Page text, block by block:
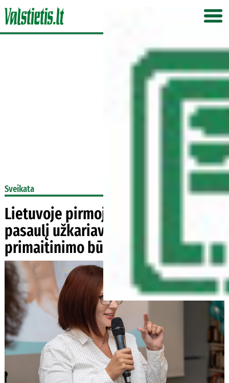
Sveikata
Lietuvoje pirmoji knyga apie BLW –
pasaulį užkariavusį kūdikių
primaitinimo būdą